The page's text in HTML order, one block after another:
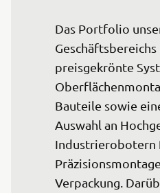
Das Portfolio
preisgekrönte
Bauteile sowie
Auswahl an
Industrierobotern
Verpackung.